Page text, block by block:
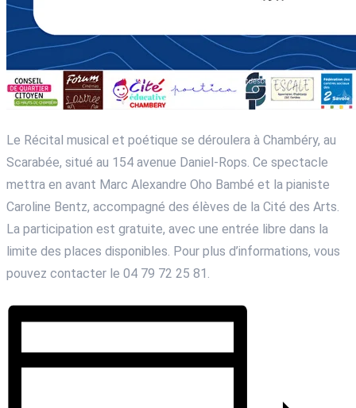
Le Récital musical et poétique se déroulera à Chambéry, au
Scarabée, situé au 154 avenue Daniel-Rops. Ce spectacle
mettra en avant Marc Alexandre Oho Bambé et la pianiste
Caroline Bentz, accompagné des élèves de la Cité des Arts.
La participation est gratuite, avec une entrée libre dans la
limite des places disponibles. Pour plus d’informations, vous
pouvez contacter le 04 79 72 25 81.